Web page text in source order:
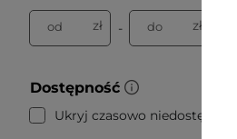
od zł - do zł
Dostępność
Ukryj czasowo niedostępne